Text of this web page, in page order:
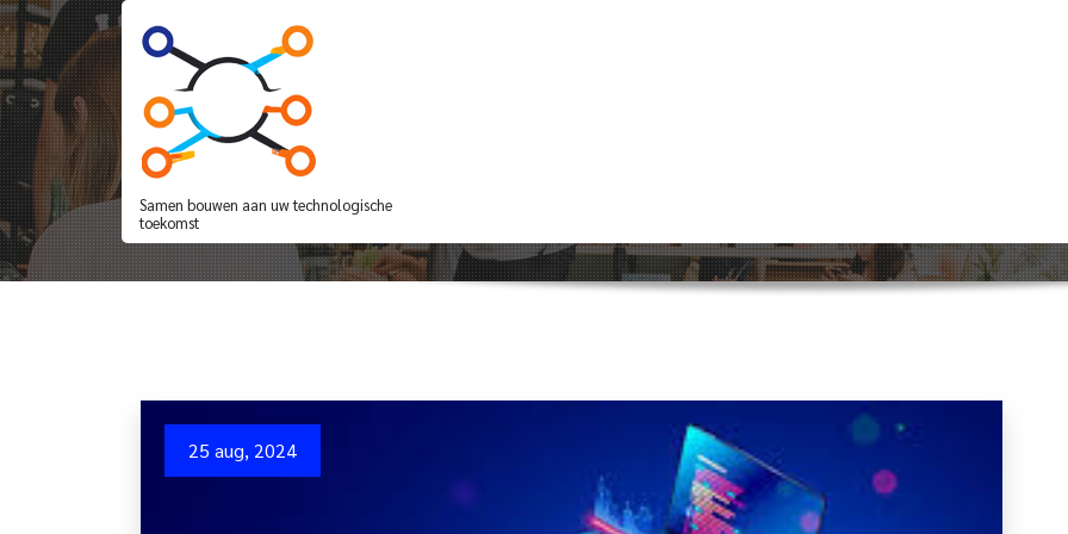
Spring
naar
de
inhoud
Samen bouwen aan uw technologische
toekomst
Belangrijke Overwegingen bij Softwareontwikkeling:
Succes
25 aug, 2024